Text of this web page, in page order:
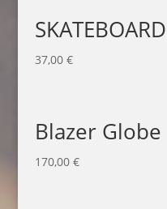
37,00 €
Blazer Globe
170,00 €